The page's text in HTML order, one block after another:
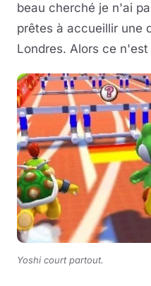
beau cherché je n'ai
prêtes à accueillir une
Londres. Alors ce
Yoshi court partout.